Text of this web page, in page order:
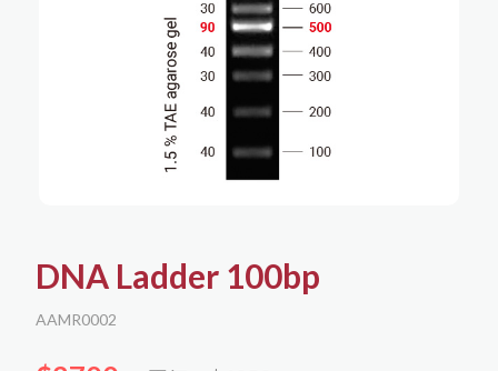
核酸萃取與分析
蛋白萃取與分析
細胞培養
會員需知
隱私權保護
免責聲明
DNA Ladder 100bp
AAMR0002